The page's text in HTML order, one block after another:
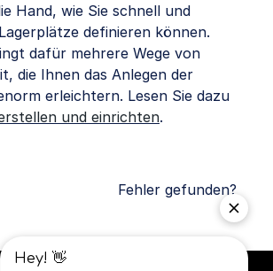
Hand, wie Sie schnell und
definieren können.
dafür mehrere Wege von
die Ihnen das Anlegen der
erleichtern. Lesen Sie dazu
und einrichten.
Fehler gefunden?